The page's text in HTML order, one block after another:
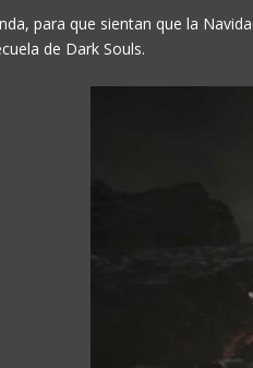
para que sientan que la
de Dark Souls.